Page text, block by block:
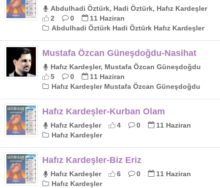
Abdulhadi Öztürk, Hadi Öztürk, Hafız Kardeşler
2
0
11 Haziran
Abdulhadi Öztürk Hadi Öztürk Hafız Kardeşler
Mustafa Özcan Güneşdoğdu-Nasihat
Hafız Kardeşler, Mustafa Özcan Güneşdoğdu
5
0
11 Haziran
Hafız Kardeşler Mustafa Özcan Güneşdoğdu
Hafız Kardeşler-Kurban Olam
Hafız Kardeşler 4 0
11 Haziran
Hafız Kardeşler
Hafız Kardeşler-Biz Eriz
Hafız Kardeşler 6 0
11 Haziran
Hafız Kardeşler